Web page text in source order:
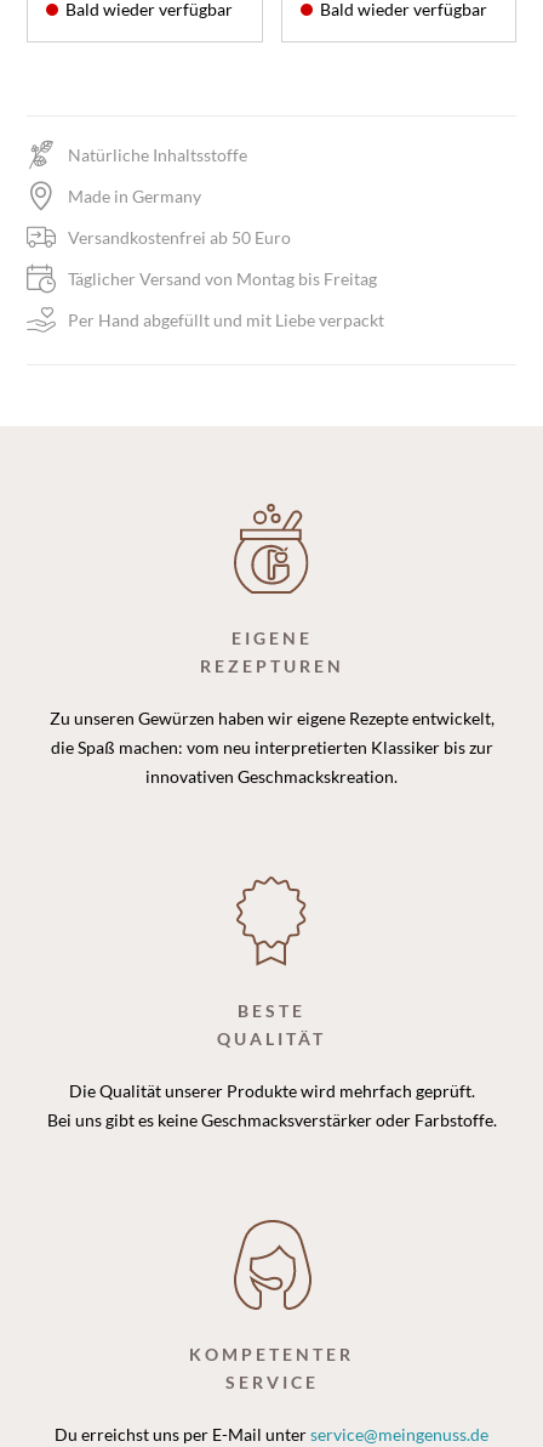
Bald wieder verfügbar
Bald wieder verfügbar
Natürliche Inhaltsstoffe
Made in Germany
Versandkostenfrei ab 50 Euro
Täglicher Versand von Montag bis Freitag
Per Hand abgefüllt und mit Liebe verpackt
EIGENE
REZEPTUREN
Zu unseren Gewürzen haben wir eigene Rezepte entwickelt,
die Spaß machen: vom neu interpretierten Klassiker bis zur
innovativen Geschmackskreation.
BESTE
QUALITÄT
Die Qualität unserer Produkte wird mehrfach geprüft.
Bei uns gibt es keine Geschmacksverstärker oder Farbstoffe.
KOMPETENTER
SERVICE
Du erreichst uns per E-Mail unterservice@meingenuss.de